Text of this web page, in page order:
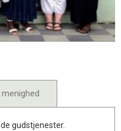
menighed
gudstjenester.